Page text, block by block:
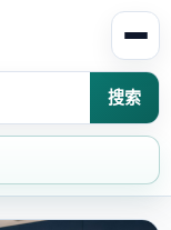
搜索